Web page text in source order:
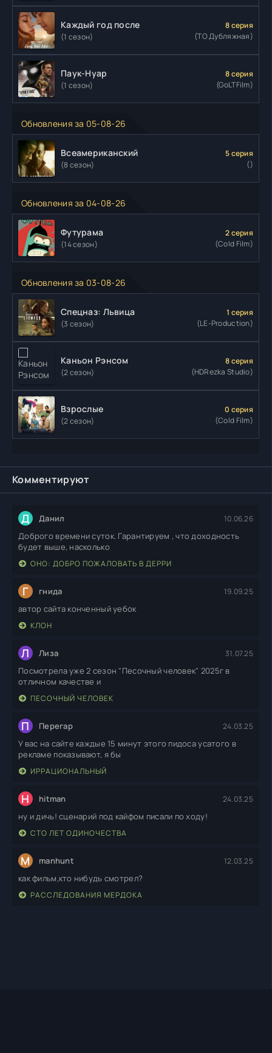
Каждый год после
(1 сезон)
8 серия
(ТО Дубляжная)
Паук-Нуар
(1 сезон)
8 серия
(GoLTFilm)
Обновления за 05-08-26
Всеамериканский
(8 сезон)
5 серия
()
Обновления за 04-08-26
Футурама
(14 сезон)
2 серия
(Cold Film)
Обновления за 03-08-26
Спецназ: Львица
(3 сезон)
1 серия
(LE-Production)
Каньон Рэнсом
(2 сезон)
8 серия
(HDRezka Studio)
Взрослые
(2 сезон)
0 серия
(Cold Film)
Комментируют
Д Данил 10.06.26
Доброго времени суток. Гарантируем , что доходность
будет выше, насколько
ОНО: ДОБРО ПОЖАЛОВАТЬ В ДЕРРИ
Г гнида 19.09.25
автор сайта конченный уебок
КЛОН
Л Лиза 31.07.25
Посмотрела уже 2 сезон "Песочный человек" 2025г в
отличном качестве и
ПЕСОЧНЫЙ ЧЕЛОВЕК
П Перегар 24.03.25
У вас на сайте каждые 15 минут этого пидоса усатого в
рекламе показывают, я бы
ИРРАЦИОНАЛЬНЫЙ
H hitman 24.03.25
ну и дичь! сценарий под кайфом писали по ходу!
СТО ЛЕТ ОДИНОЧЕСТВА
M manhunt 12.03.25
как фильм,кто нибудь смотрел?
РАССЛЕДОВАНИЯ МЕРДОКА